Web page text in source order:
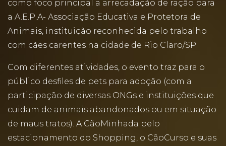
como foco principal a arrecadação de ração para
a A.E.P.A- Associação Educativa e Protetora de
Animais, instituição reconhecida pelo trabalho
com cães carentes na cidade de Rio Claro/SP.
Com diferentes atividades, o evento traz para o
público desfiles de pets para adoção (com a
participação de diversas ONGs e instituições que
cuidam de animais abandonados ou em situação
de maus tratos). A CãoMinhada pelo
estacionamento do Shopping, o CãoCurso e suas